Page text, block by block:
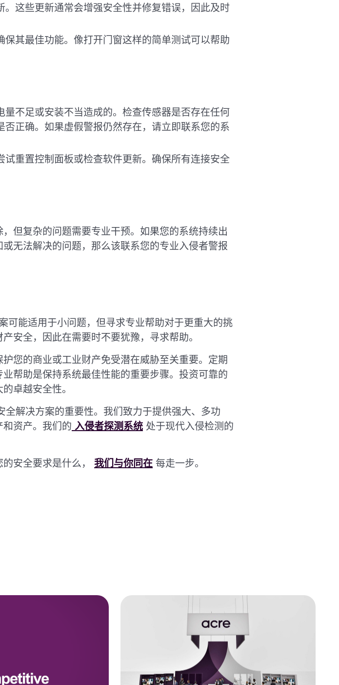
这些更新通常会增强安全性并修复错误，因此及时
其最佳功能。像打开门窗这样的简单测试可以帮助
不足或安装不当造成的。检查传感器是否存在任何
正确。如果虚假警报仍然存在，请立即联系您的系
重置控制面板或检查软件更新。确保所有连接安全
但复杂的问题需要专业干预。如果您的系统持续出
无法解决的问题，那么该联系您的专业入侵者警报
可能适用于小问题，但寻求专业帮助对于更重大的挑
安全，因此在需要时不要犹豫，寻求帮助。
您的商业或工业财产免受潜在威胁至关重要。定期
帮助是保持系统最佳性能的重要步骤。投资可靠的
卓越安全性。
解决方案的重要性。我们致力于提供强大、多功
资产。我们的 入侵者探测系统 处于现代入侵检测的
安全要求是什么， 我们与你同在 每走一步。